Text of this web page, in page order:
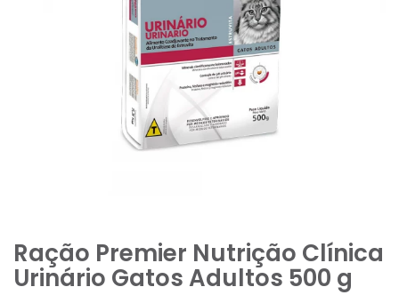
Ração Premier Nutrição Clínica
Urinário Gatos Adultos 500 g